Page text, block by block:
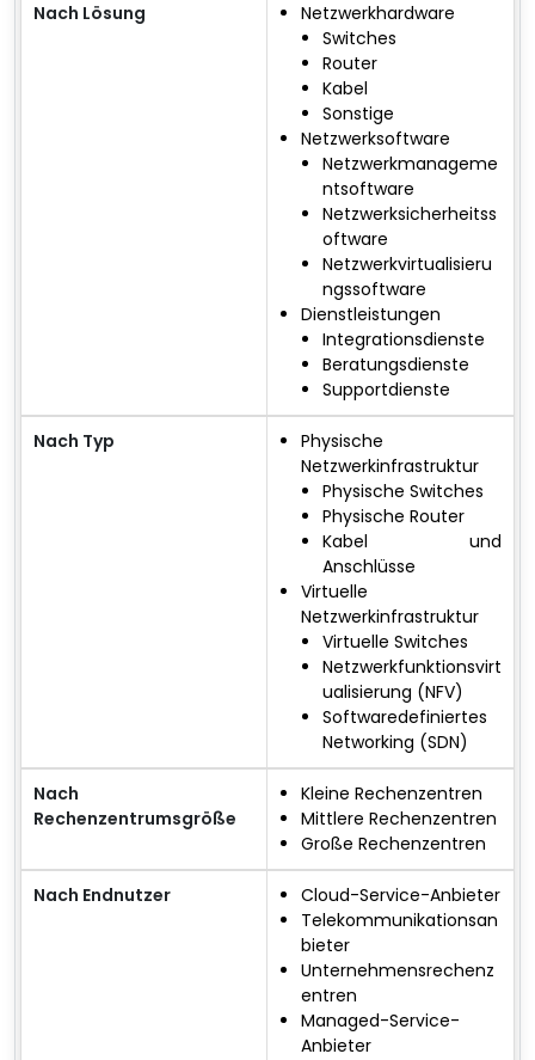
Nach Lösung
Netzwerkhardware
Switches
Router
Kabel
Sonstige
Netzwerksoftware
Netzwerkmanageme
ntsoftware
Netzwerksicherheitss
oftware
Netzwerkvirtualisieru
ngssoftware
Dienstleistungen
Integrationsdienste
Beratungsdienste
Supportdienste
Nach Typ
Physische
Netzwerkinfrastruktur
Physische Switches
Physische Router
Kabel und
Anschlüsse
Virtuelle
Netzwerkinfrastruktur
Virtuelle Switches
Netzwerkfunktionsvirt
ualisierung (NFV)
Softwaredefiniertes
Networking (SDN)
Nach
Rechenzentrumsgröße
Kleine Rechenzentren
Mittlere Rechenzentren
Große Rechenzentren
Nach Endnutzer
Cloud-Service-Anbieter
Telekommunikationsan
bieter
Unternehmensrechenz
entren
Managed-Service-
Anbieter